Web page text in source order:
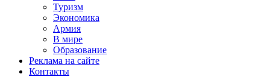
Туризм
Экономика
Армия
В мире
Образование
Реклама на сайте
Контакты